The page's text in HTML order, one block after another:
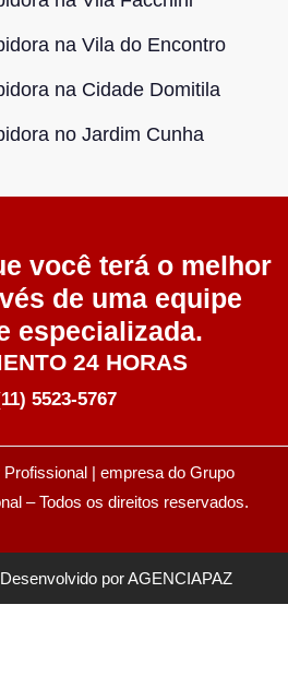
na Vila do Encontro
na Cidade Domitila
no Jardim Cunha
você terá o melhor
de uma equipe
especializada.
24 HORAS
5523-5767
| empresa do Grupo
– Todos os direitos reservados.
porAGENCIAPAZ